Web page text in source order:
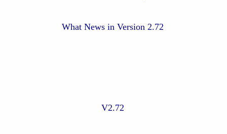
What News in Version 2.72
V2.72